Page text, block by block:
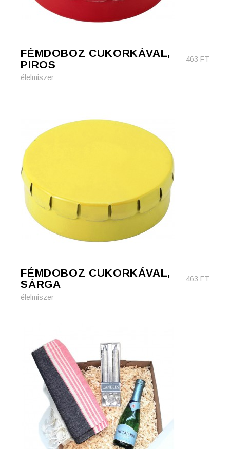
FÉMDOBOZ CUKORKÁVAL,
PIROS
463 FT
élelmiszer
FÉMDOBOZ CUKORKÁVAL,
SÁRGA
463 FT
élelmiszer